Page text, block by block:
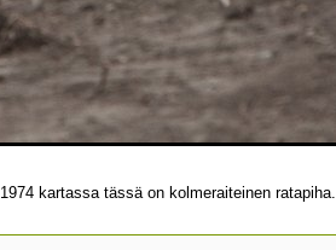
1974 kartassa tässä on kolmeraiteinen ratapiha.